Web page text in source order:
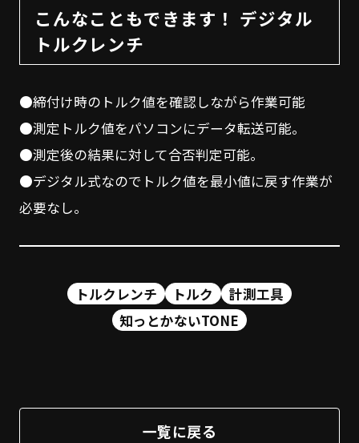
こんなこともできます！ デジタル
トルクレンチ
●締付け時のトルク値を確認しながら作業可能
●測定トルク値をパソコンにデータ転送可能。
●測定後の結果に対して合否判定可能。
●デジタル式なのでトルク値を最小値に戻す作業が
必要なし。
トルクレンチ トルク
計測工具
知っとかないTONE
一覧に戻る